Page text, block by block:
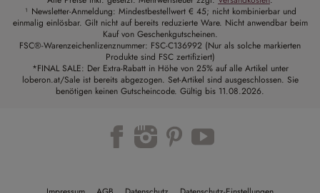
¹ Newsletter-Anmeldung: Mindestbestellwert € 45; nicht kombinierbar und
einmalig einlösbar. Gilt nicht auf bereits reduzierte Ware. Nicht anwendbar beim
Kauf von Geschenkgutscheinen.
FSC®-Warenzeichenlizenznummer: FSC-C136992 (Nur als solche markierten
Produkte sind FSC zertifiziert)
*FINAL SALE: Der Extra-Rabatt in Höhe von 25% auf alle Artikel unter
loberon.at/Sale ist bereits abgezogen. Set-Artikel sind ausgeschlossen. Sie
benötigen keinen Gutscheincode. Gültig bis 11.08.2026.